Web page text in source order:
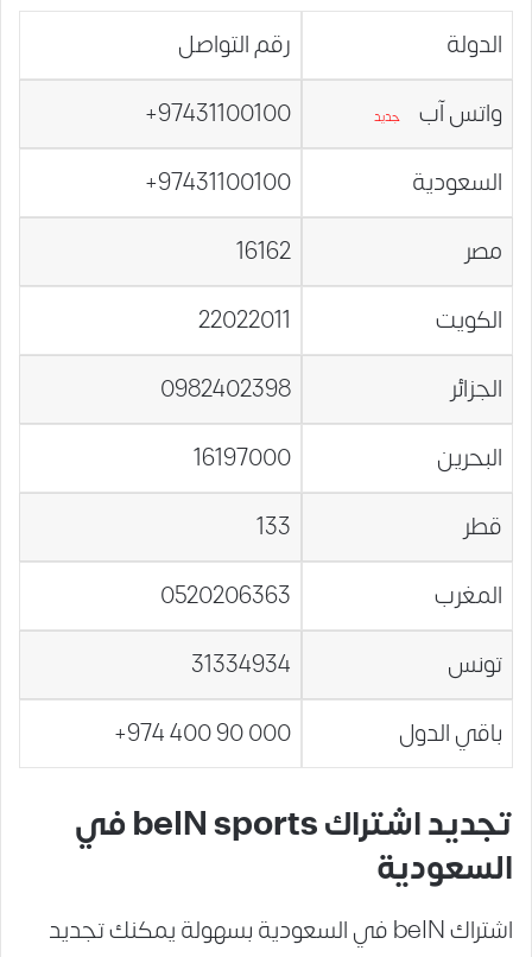
الدولة
رقم التواصل
واتس آب
جديد
97431100100+
السعودية
97431100100+
مصر
16162
الكويت
22022011
الجزائر
0982402398
البحرين
16197000
قطر
133
المغرب
0520206363
تونس
31334934
باقي الدول
000 90 400 974+
تجديد اشتراك beIN sports في
السعودية
اشتراك beIN في السعودية بسهولة يمكنك تجديد